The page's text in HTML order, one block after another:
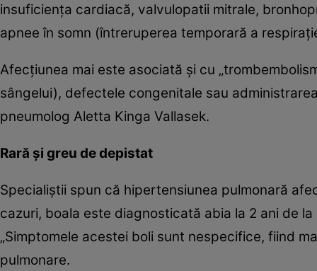
insuficienţa cardiacă, valvulopatii mitrale,
apnee în somn (întreruperea temporară a
Afecţiunea mai este asociată şi cu
sângelui), defectele congenitale sau
pneumolog Aletta Kinga Vallasek.
Rară şi greu de depistat
Specialiştii spun că hipertensiunea pulmonară
cazuri, boala este diagnosticată abia la 2 ani de
„Simptomele acestei boli sunt nespecifice, fiind
pulmonare.